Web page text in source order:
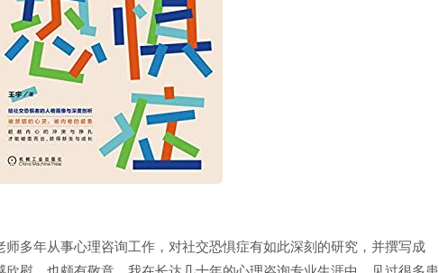
多年从事心理咨询工作，对社交恐惧症有如此深刻的研究，并撰写成